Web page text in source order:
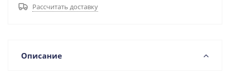
Рассчитать доставку
Описание